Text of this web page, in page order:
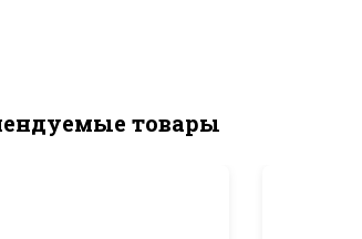
товары